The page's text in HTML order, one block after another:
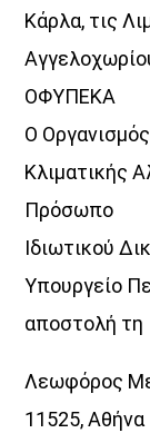
Κάρλα, τις
ΟΦΥΠΕΚΑ
Ο
Κλιματικής
Πρόσωπο
Ιδιωτικού
Υπουργείο
αποστολή τη
Λεωφόρος
11525, Αθήνα